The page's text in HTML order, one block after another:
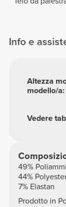
Info e
Vedere
Altezza
modello/a:
49%
44%
7% Elastan
Prodotto in